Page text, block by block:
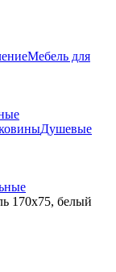
Мебель для
Душевые
170x75, белый